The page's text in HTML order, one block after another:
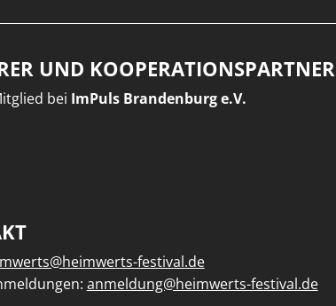
UND KOOPERATIONSPARTNER
bei ImPuls Brandenburg e.V.
festival.de
anmeldung@heimwerts-festival.de